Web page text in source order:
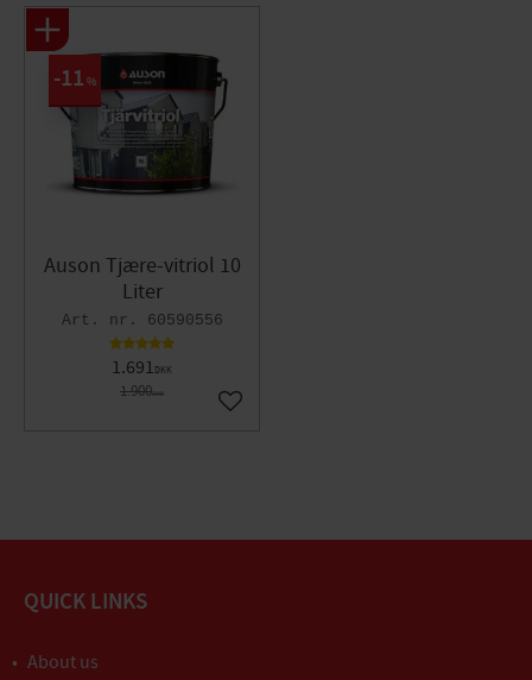
Auson Tjære-vitriol 10
Liter
60590556
1.691DKK
1.900DKK
11 %
Gem som favorit
QUICK LINKS
About us